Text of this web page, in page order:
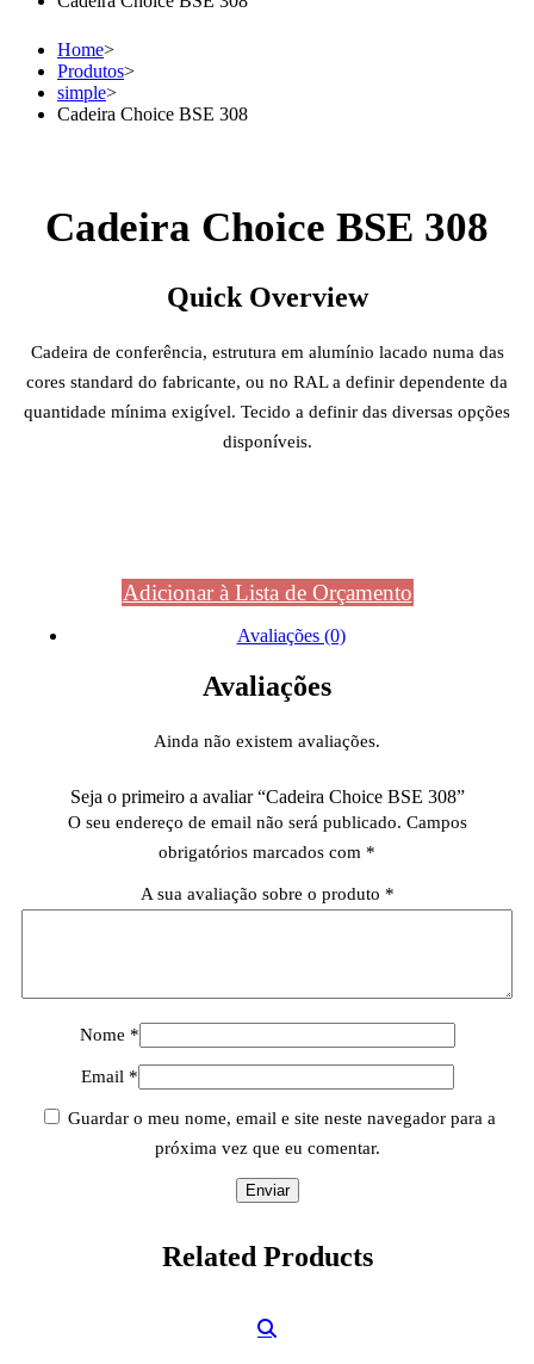
Home>
Produtos>
simple>
Cadeira Choice BSE 308
Cadeira Choice BSE 308
Quick Overview
Cadeira de conferência, estrutura em alumínio lacado numa das
cores standard do fabricante, ou no RAL a definir dependente da
quantidade mínima exigível. Tecido a definir das diversas opções
disponíveis.
Adicionar à Lista de Orçamento
Avaliações (0)
Avaliações
Ainda não existem avaliações.
Seja o primeiro a avaliar “Cadeira Choice BSE 308”
O seu endereço de email não será publicado. Campos
obrigatórios marcados com *
A sua avaliação sobre o produto *
Nome *
Email *
Guardar o meu nome, email e site neste navegador para a
próxima vez que eu comentar.
Related Products